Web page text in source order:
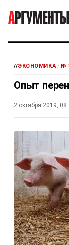
//ЭКОНОМИКА/ №
Опыт
2 октября 2019,